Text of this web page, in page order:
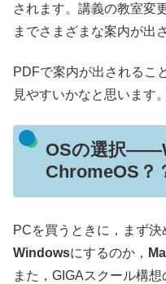
されます。講義の教室変
までさまざまな案内が出
PDFで案内が出されるこ
見やすいかなと思います。
OSの選択
ChromeOS？
PCを買うときに，まず決
Windowsにするのか，
また，GIGAスクール構